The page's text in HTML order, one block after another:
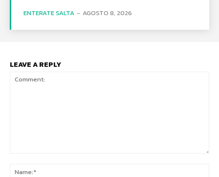
ENTERATE SALTA - AGOSTO 8, 2026
LEAVE A REPLY